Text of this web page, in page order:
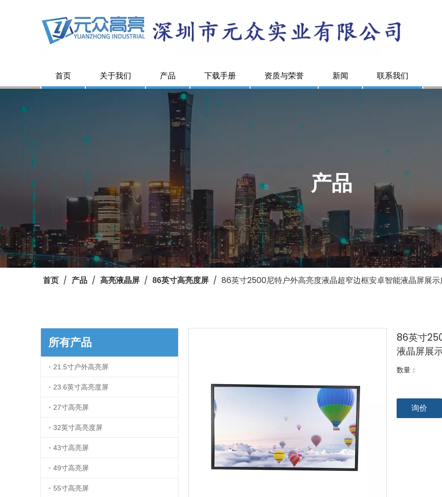
首页 关于我们 产品 下载手册 资质与荣誉 新闻 联系我们
产品
首页 / 产品 / 高亮液晶屏 / 86英寸高亮度屏 / 86英寸2500尼特户外高亮度液晶超窄边框安卓智能液晶屏展
所有产品
21.5寸户外高亮屏
23.6英寸高亮度屏
27寸高亮屏
32英寸高亮度屏
43寸高亮屏
49寸高亮屏
55寸高亮屏
86英寸
液晶屏展
数量：
询价